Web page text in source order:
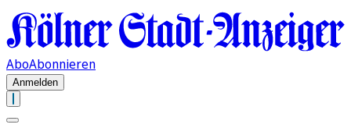
AboAbonnieren
Anmelden